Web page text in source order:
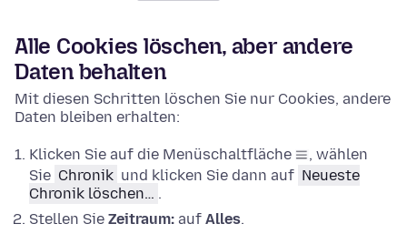
Alle Cookies löschen, aber andere
Daten behalten
Mit diesen Schritten löschen Sie nur Cookies, andere
Daten bleiben erhalten:
Klicken Sie auf die Menüschaltfläche
, wählen
Sie Chronik und klicken Sie dann auf Neueste
Chronik löschen… .
Stellen Sie Zeitraum: auf Alles.